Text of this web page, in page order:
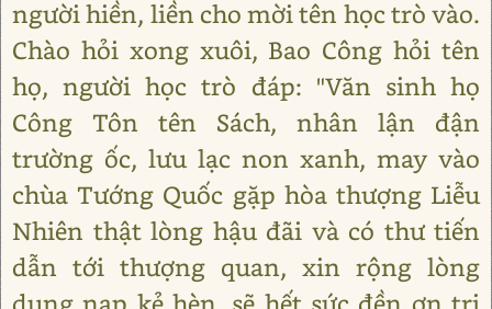
người hiền, liền cho mời tên học trò vào.
Chào hỏi xong xuôi, Bao Công hỏi tên
họ, người học trò đáp: "Văn sinh họ
Công Tôn tên Sách, nhân lận đận
trường ốc, lưu lạc non xanh, may vào
chùa Tướng Quốc gặp hòa thượng Liễu
Nhiên thật lòng hậu đãi và có thư tiến
dẫn tới thượng quan, xin rộng lòng